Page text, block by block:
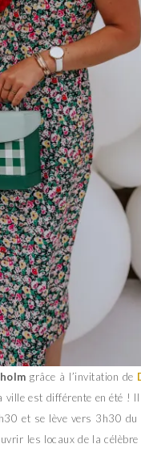
grâce à l’invitation de
ville est différente en été !
et se lève vers 3h30
les locaux de la